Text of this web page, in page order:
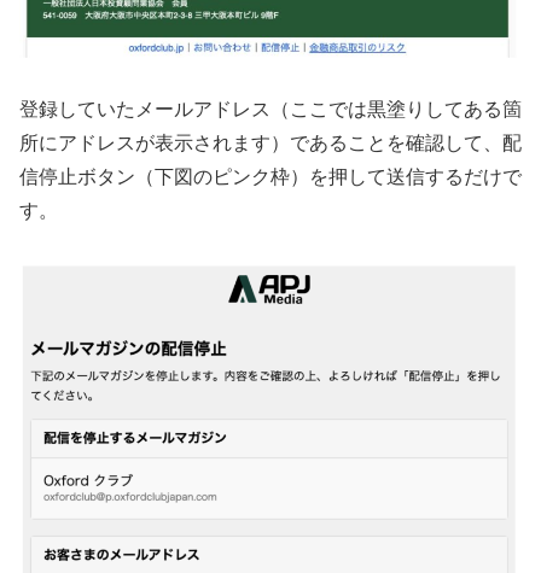
登録していたメールアドレス（ここでは黒塗りしてある箇
所にアドレスが表示されます）であることを確認して、配
信停止ボタン（下図のピンク枠）を押して送信するだけで
す。